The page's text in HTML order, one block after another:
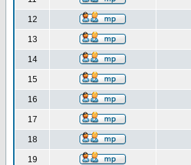
12
13
14
15
16
17
18
19